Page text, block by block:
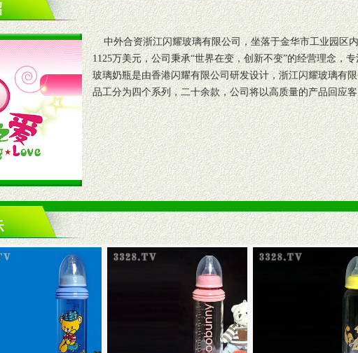
中外合资浙江闪耀玻璃有限公司，坐落于金华市工业园区
1125万美元，公司秉承“世界在变，创新不变”的经营理念，
玻璃奶瓶是由香港闪耀有限公司研发设计，浙江闪耀玻璃有
品工分为四个系列，二十余款，公司将以高质量的产品回应